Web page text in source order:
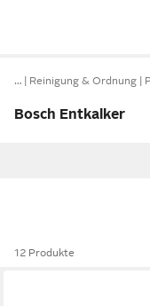
… Reinigung & Ordnung
Bosch Entkalker
12 Produkte